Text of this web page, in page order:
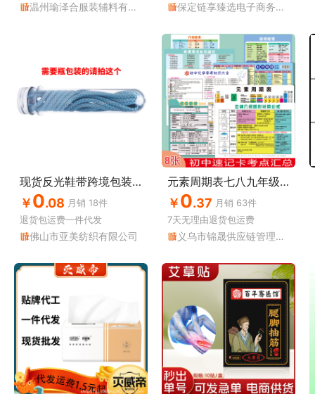
温州瑜泽合服装辅料有限公司 保定链享臻选电子商务有限公司
现货反光鞋带跨境包装瓶塑胶瓶子夜光鞋带塑胶袋包装袋 鞋带包装
￥0.08 月销 18件
退货包运费一件代发
佛山市亚美纺织有限公司
元素周期表七八九年级数学物理化学公式初中知识点卡片方程式速记
￥0.37 月销 63件
7天无理由退货包运费
义乌市锦晟供应链管理有限公司